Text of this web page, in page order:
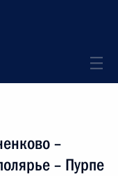
–
– Пурпе